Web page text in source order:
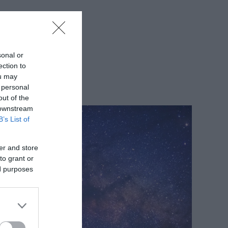
or
to
may
of the
List of
and store
grant or
purposes